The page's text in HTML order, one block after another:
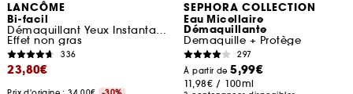
LANCÔME
Bi-facil
Démaquillant Yeux Instantané
Effet non gras
336
23,80€
SEPHORA COLLECTION
Eau Micellaire
Démaquillante
Demaquille + Protège
297
À partir de5,99€
11,98€ / 100ml